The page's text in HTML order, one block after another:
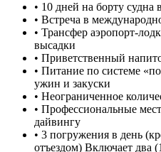
• 10 дней на борту
• Встреча в
• Трансфер аэропорт-
высадки
• Приветственный
• Питание по системе
ужин и закуски
• Неограниченное
• Профессиональные
дайвингу
• 3 погружения в день
отъездом) Включает два